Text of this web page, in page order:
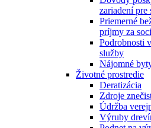
zariadení pre
Priemerné
príjmy za
Podrobnosti
služby
Nájomné
Životné prostredie
Deratizácia
Zdroje
Údržba
Výruby